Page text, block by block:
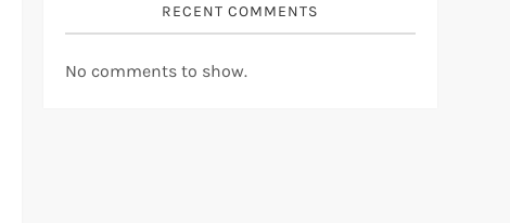
RECENT COMMENTS
No comments to show.